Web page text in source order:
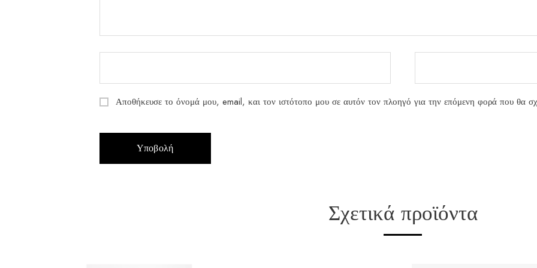
Αποθήκευσε το όνομά μου, email, και τον ιστότοπο μου σε αυτόν τον πλοηγό για την επόμενη φορά που θα
Σχετικά προϊόντα